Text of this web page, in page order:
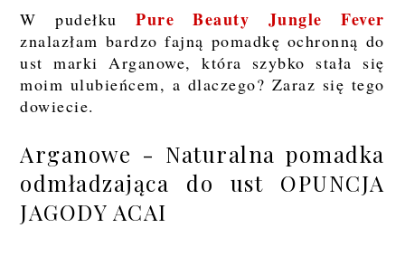
W pudełkuPure Beauty Jungle Fever
znalazłam bardzo fajną pomadkę ochronną do
ust marki Arganowe, która szybko stała się
moim ulubieńcem, a dlaczego? Zaraz się tego
dowiecie.
Arganowe - Naturalna pomadka
odmładzająca do ust OPUNCJA
JAGODY ACAI